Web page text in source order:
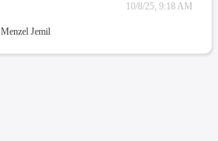
10/8/25, 9:18 AM
Menzel Jemil